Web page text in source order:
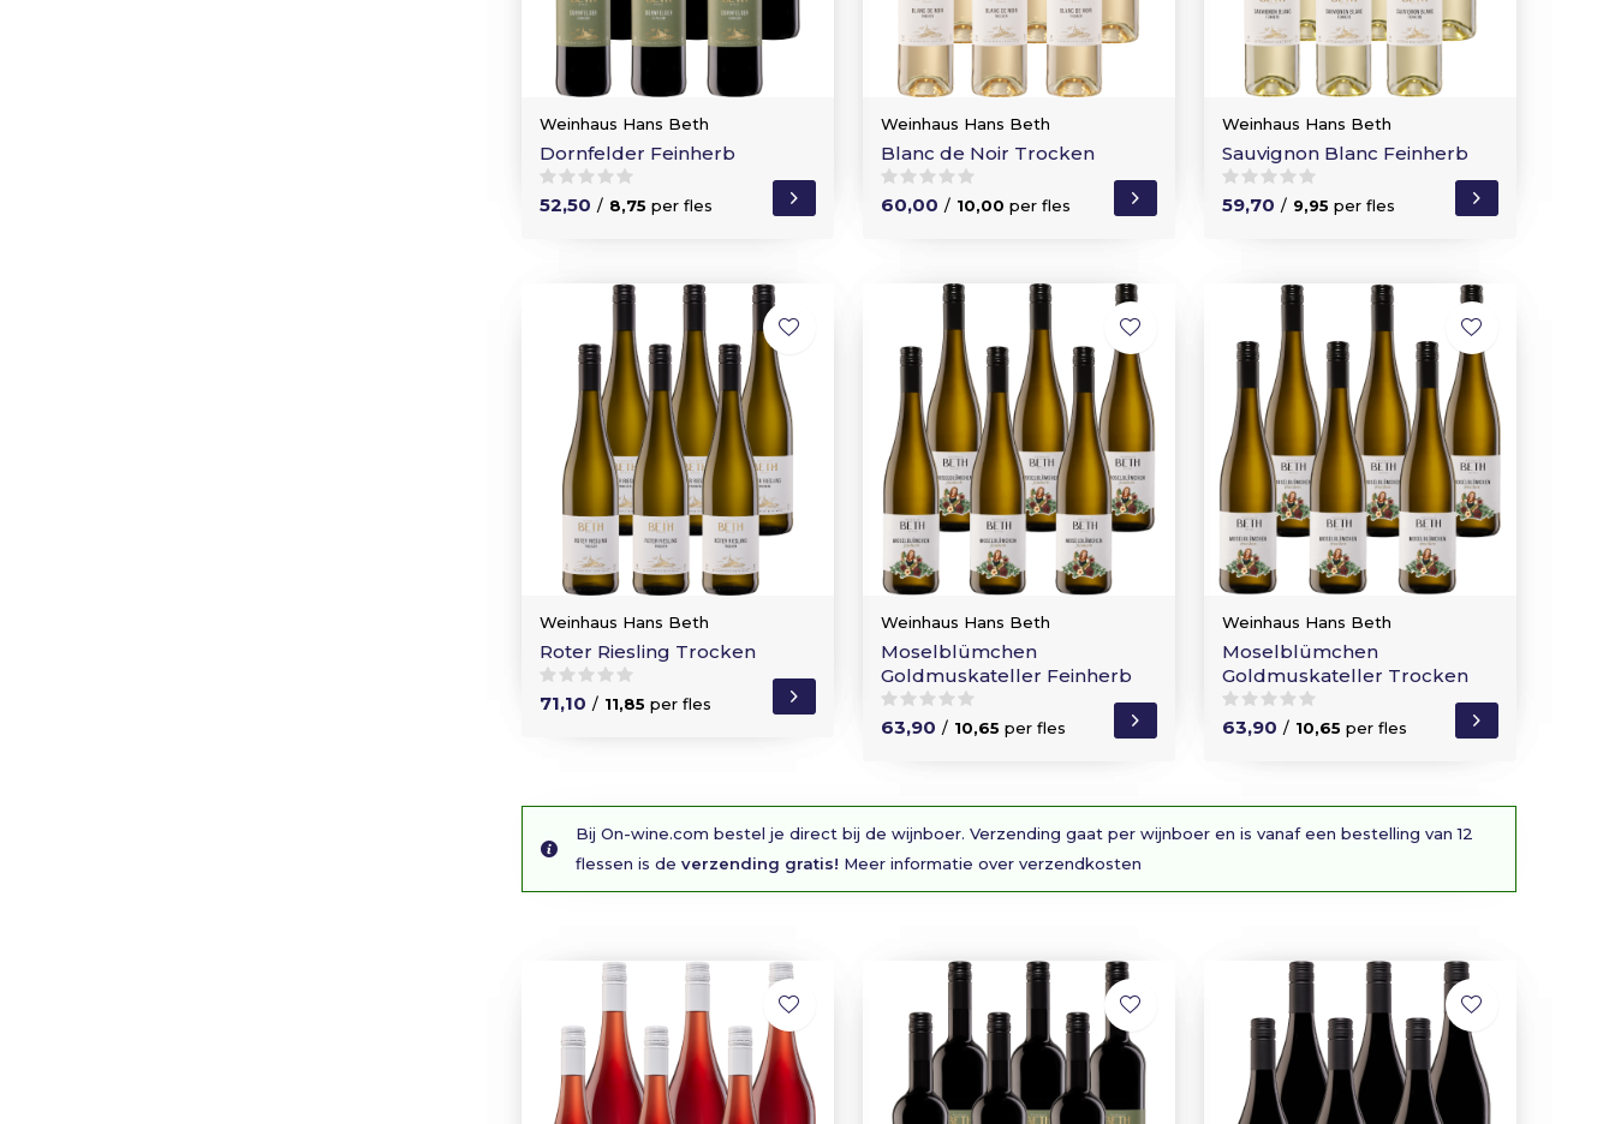
Weinhaus Hans Beth
Dornfelder Feinherb
52,50 / 8,75 per fles
Weinhaus Hans Beth
Blanc de Noir Trocken
60,00 / 10,00 per fles
Weinhaus Hans Beth
Sauvignon Blanc Feinherb
59,70 / 9,95 per fles
Weinhaus Hans Beth
Roter Riesling Trocken
71,10 / 11,85 per fles
Weinhaus Hans Beth
Moselblümchen
Goldmuskateller Feinherb
63,90 / 10,65 per fles
Weinhaus Hans Beth
Moselblümchen
Goldmuskateller Trocken
63,90 / 10,65 per fles
Bij On-wine.com bestel je direct bij de wijnboer. Verzending gaat per wijnboer en is vanaf een bestelling van 12
flessen is de verzending gratis! Meer informatie over verzendkosten